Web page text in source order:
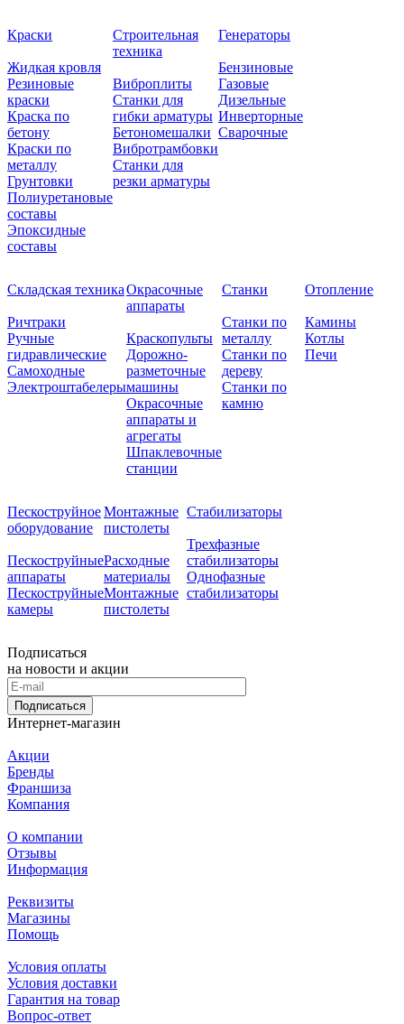
Краски
Жидкая кровля
Резиновые
краски
Краска по
бетону
Краски по
металлу
Грунтовки
Полиуретановые
составы
Эпоксидные
составы
Строительная
техника
Виброплиты
Станки для
гибки арматуры
Бетономешалки
Вибротрамбовки
Станки для
резки арматуры
Генераторы
Бензиновые
Газовые
Дизельные
Инверторные
Сварочные
Складская техника
Ричтраки
Ручные
гидравлические
Самоходные
Электроштабелеры
Окрасочные
аппараты
Краскопульты
Дорожно-
разметочные
машины
Окрасочные
аппараты и
агрегаты
Шпаклевочные
станции
Станки
Станки по
металлу
Станки по
дереву
Станки по
камню
Отопление
Камины
Котлы
Печи
Пескоструйное
оборудование
Пескоструйные
аппараты
Пескоструйные
камеры
Монтажные
пистолеты
Расходные
материалы
Монтажные
пистолеты
Стабилизаторы
Трехфазные
стабилизаторы
Однофазные
стабилизаторы
Подписаться
на новости и акции
Подписаться
Интернет-магазин
Акции
Бренды
Франшиза
Компания
О компании
Отзывы
Информация
Реквизиты
Магазины
Помощь
Условия оплаты
Условия доставки
Гарантия на товар
Вопрос-ответ